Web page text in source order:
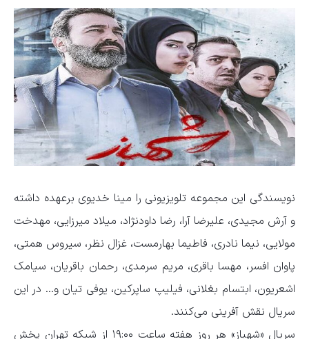
نویسندگی این مجموعه تلویزیونی را مینا خدیوی برعهده داشته
و آرش مجیدی، علیرضا آرا، رضا داودنژاد، میلاد میرزایی، مهدخت
مولایی، نیما نادری، فاطیما بهارمست، غزال نظر، سیروس همتی،
پاوان افسر، مهسا باقری، مریم سرمدی، رحمان باقریان، سیامک
اشعریون، ابتسام بغلانی، فیلیپ ساپرکین، یوفی تیان و… در این
سریال نقش آفرینی می‌کنند.
سریال «شهباز» هر روز هفته ساعت ۱۹:۰۰ از شبکه تهران پخش